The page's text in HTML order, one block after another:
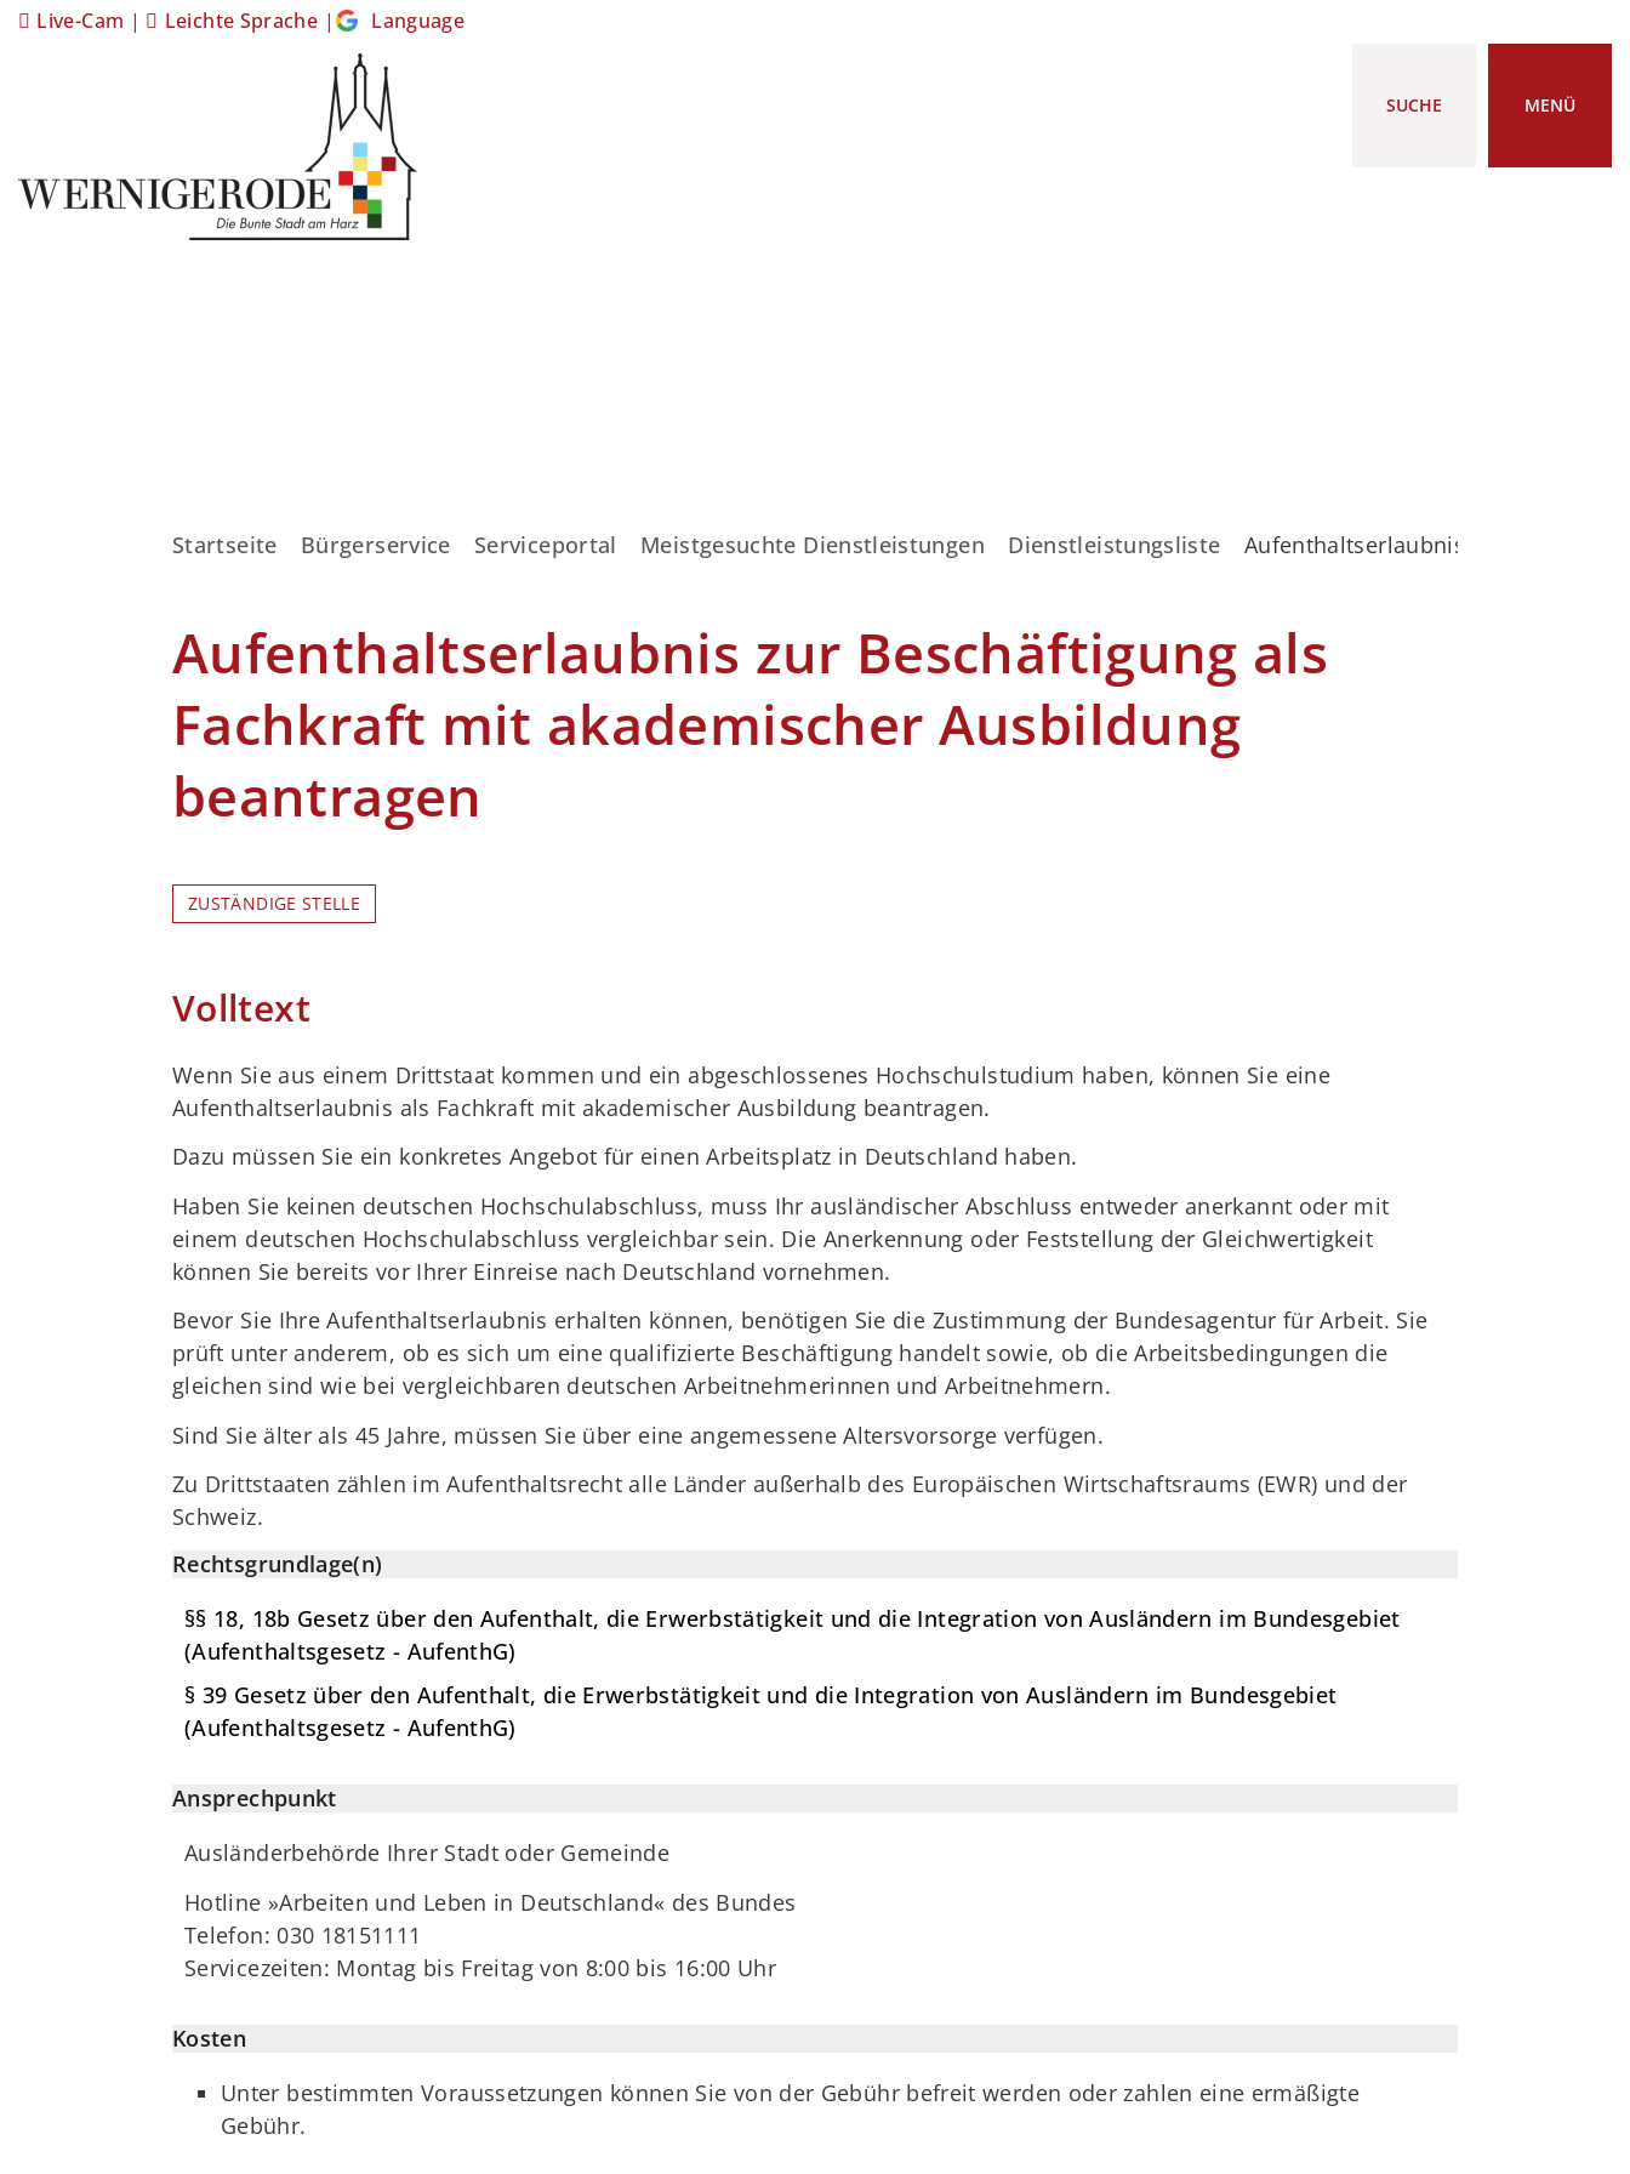
Live-Cam | Leichte Sprache | Language
SUCHE MENÜ
Startseite Bürgerservice Serviceportal Meistgesuchte Dienstleistungen Dienstleistungsliste Aufenthaltserlaubnis zur
Aufenthaltserlaubnis zur Beschäftigung als
Fachkraft mit akademischer Ausbildung
beantragen
ZUSTÄNDIGE STELLE
Volltext
Wenn Sie aus einem Drittstaat kommen und ein abgeschlossenes Hochschulstudium haben, können Sie eine
Aufenthaltserlaubnis als Fachkraft mit akademischer Ausbildung beantragen.
Dazu müssen Sie ein konkretes Angebot für einen Arbeitsplatz in Deutschland haben.
Haben Sie keinen deutschen Hochschulabschluss, muss Ihr ausländischer Abschluss entweder anerkannt oder mit
einem deutschen Hochschulabschluss vergleichbar sein. Die Anerkennung oder Feststellung der Gleichwertigkeit
können Sie bereits vor Ihrer Einreise nach Deutschland vornehmen.
Bevor Sie Ihre Aufenthaltserlaubnis erhalten können, benötigen Sie die Zustimmung der Bundesagentur für Arbeit. Sie
prüft unter anderem, ob es sich um eine qualifizierte Beschäftigung handelt sowie, ob die Arbeitsbedingungen die
gleichen sind wie bei vergleichbaren deutschen Arbeitnehmerinnen und Arbeitnehmern.
Sind Sie älter als 45 Jahre, müssen Sie über eine angemessene Altersvorsorge verfügen.
Zu Drittstaaten zählen im Aufenthaltsrecht alle Länder außerhalb des Europäischen Wirtschaftsraums (EWR) und der
Schweiz.
Rechtsgrundlage(n)
§§ 18, 18b Gesetz über den Aufenthalt, die Erwerbstätigkeit und die Integration von Ausländern im Bundesgebiet
(Aufenthaltsgesetz - AufenthG)
§ 39 Gesetz über den Aufenthalt, die Erwerbstätigkeit und die Integration von Ausländern im Bundesgebiet
(Aufenthaltsgesetz - AufenthG)
Ansprechpunkt
Ausländerbehörde Ihrer Stadt oder Gemeinde
Hotline »Arbeiten und Leben in Deutschland« des Bundes
Telefon: 030 18151111
Servicezeiten: Montag bis Freitag von 8:00 bis 16:00 Uhr
Kosten
Unter bestimmten Voraussetzungen können Sie von der Gebühr befreit werden oder zahlen eine ermäßigte
Gebühr.